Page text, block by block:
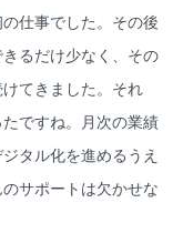
仕事でした。その後
るだけ少なく、その
てきました。それ
ですね。月次の業績
タル化を進めるうえ
サポートは欠かせな